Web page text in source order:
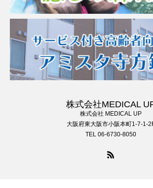
株式会社MEDICAL
株式会社 MEDICAL UP
大阪府東大阪市小阪本町1-7-1-
TEL 06-6730-8050